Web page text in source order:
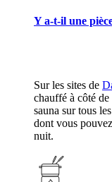
Y a-t-il une
Sur les sites de
chauffé à côté
sauna sur tous
dont vous
nuit.